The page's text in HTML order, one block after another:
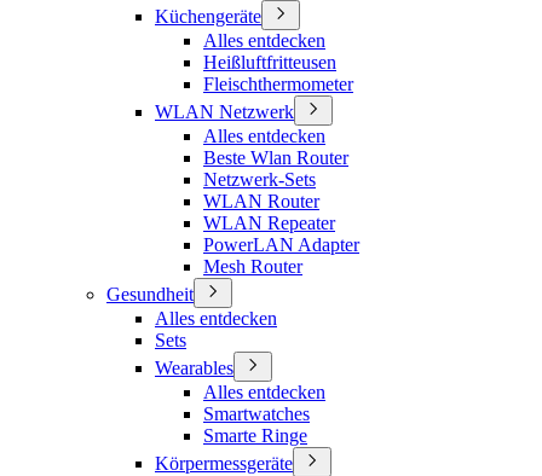
Küchengeräte
Alles entdecken
Heißluftfritteusen
Fleischthermometer
WLAN Netzwerk
Alles entdecken
Beste Wlan Router
Netzwerk-Sets
WLAN Router
WLAN Repeater
PowerLAN Adapter
Mesh Router
Gesundheit
Alles entdecken
Sets
Wearables
Alles entdecken
Smartwatches
Smarte Ringe
Körpermessgeräte